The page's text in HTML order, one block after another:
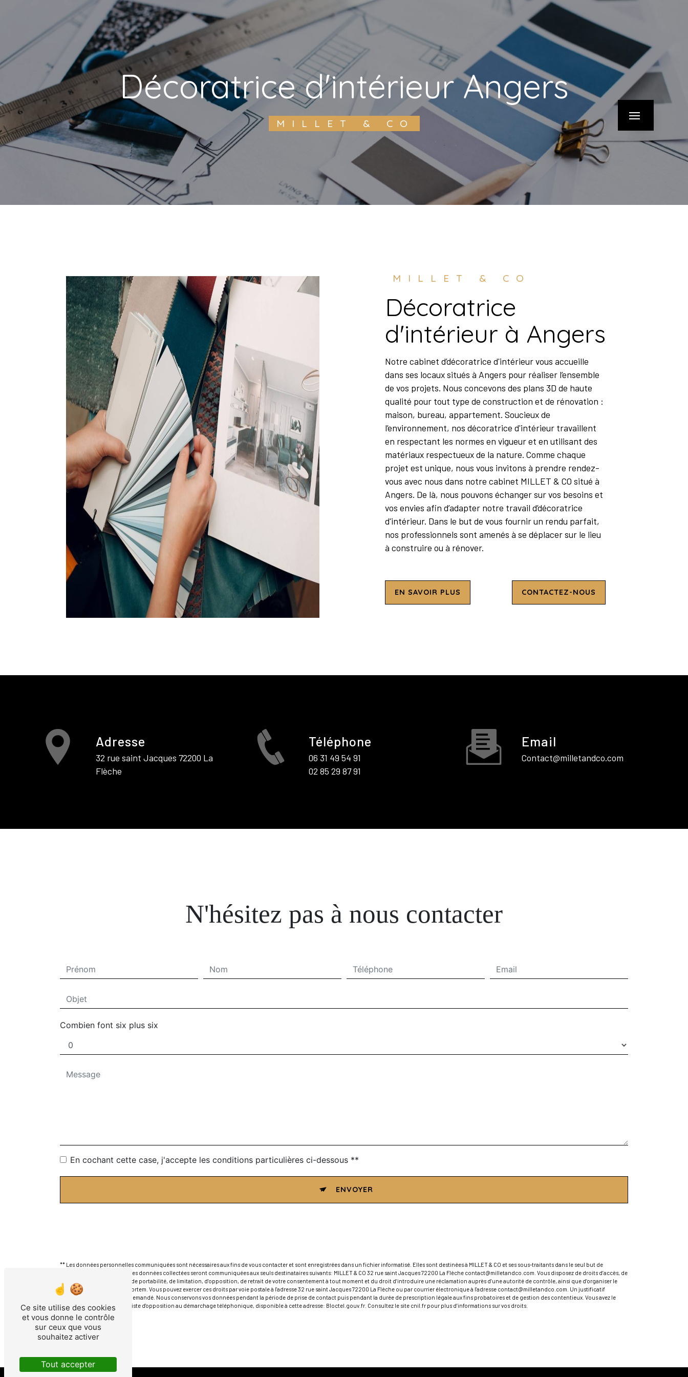
décoratrice d'intérieur Angers
MILLET & CO
MILLET & CO
décoratrice
d'intérieur à Angers
Notre cabinet d’décoratrice d'intérieur vous accueille
dans ses locaux situés à Angers pour réaliser l’ensemble
de vos projets. Nous concevons des plans 3D de haute
qualité pour tout type de construction et de rénovation :
maison, bureau, appartement. Soucieux de
l’environnement, nos décoratrice d'intérieur travaillent
en respectant les normes en vigueur et en utilisant des
matériaux respectueux de la nature. Comme chaque
projet est unique, nous vous invitons à prendre rendez-
vous avec nous dans notre cabinet MILLET & CO situé à
Angers. De là, nous pouvons échanger sur vos besoins et
vos envies afin d’adapter notre travail d’décoratrice
d'intérieur. Dans le but de vous fournir un rendu parfait,
nos professionnels sont amenés à se déplacer sur le lieu
à construire ou à rénover.
EN SAVOIR PLUS CONTACTEZ-NOUS
Adresse
32 rue saint Jacques 72200 La
Flèche
Téléphone
06 31 49 54 91
02 85 29 87 91
Email
contact@milletandco.com
N'hésitez pas à nous contacter
Combien font six plus six
En cochant cette case, j'accepte les conditions particulières ci-dessous **
ENVOYER
** Les données personnelles communiquées sont nécessaires aux fins de vous contacter et sont enregistrées dans un fichier informatisé. Elles sont destinées à MILLET & CO et ses sous-traitants dans le seul but de
répondre à votre message. Les données collectées seront communiquées aux seuls destinataires suivants: MILLET & CO 32 rue saint Jacques 72200 La Flèche contact@milletandco.com. Vous disposez de droits d’accès, de
rectification, d’effacement, de portabilité, de limitation, d’opposition, de retrait de votre consentement à tout moment et du droit d’introduire une réclamation auprès d’une autorité de contrôle, ainsi que d’organiser le
sort de vos données post-mortem. Vous pouvez exercer ces droits par voie postale à l'adresse 32 rue saint Jacques 72200 La Flèche ou par courrier électronique à l'adresse contact@milletandco.com. Un justificatif
d'identité pourra vous être demandé. Nous conservons vos données pendant la période de prise de contact puis pendant la durée de prescription légale aux fins probatoires et de gestion des contentieux. Vous avez le
droit de vous inscrire sur la liste d'opposition au démarchage téléphonique, disponible à cette adresse:
Bloctel.gouv.fr . Consultez le site cnil.fr pour plus d’informations sur vos droits.
Panneau de gestion des cookies
Ce site utilise des cookies
et vous donne le contrôle
sur ceux que vous
souhaitez activer
Tout accepter